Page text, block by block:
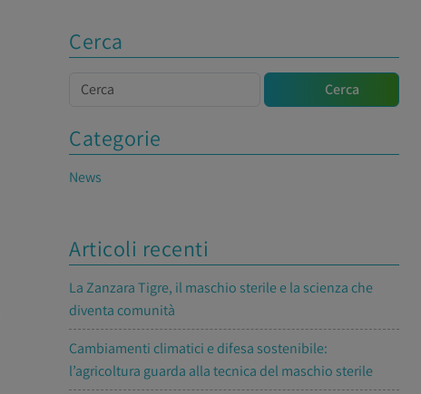
Cerca
Cerca Cerca
Categorie
News
Articoli recenti
La Zanzara Tigre, il maschio sterile e la scienza che
diventa comunità
Cambiamenti climatici e difesa sostenibile:
l’agricoltura guarda alla tecnica del maschio sterile